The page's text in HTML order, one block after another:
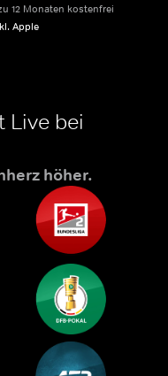
12 Monaten kostenfrei
Apple
Live bei
höher.